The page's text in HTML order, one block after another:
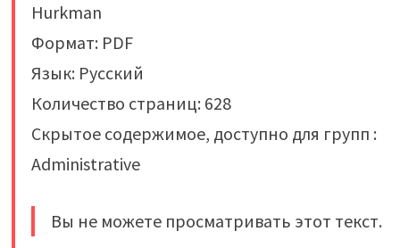
Hurkman
Формат: PDF
Язык: Русский
Количество страниц: 628
Скрытое содержимое, доступно для групп :
Administrative
Вы не можете просматривать этот текст.